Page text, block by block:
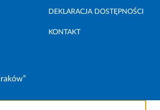
DEKLARACJA DOSTĘPNOŚCI
KONTAKT